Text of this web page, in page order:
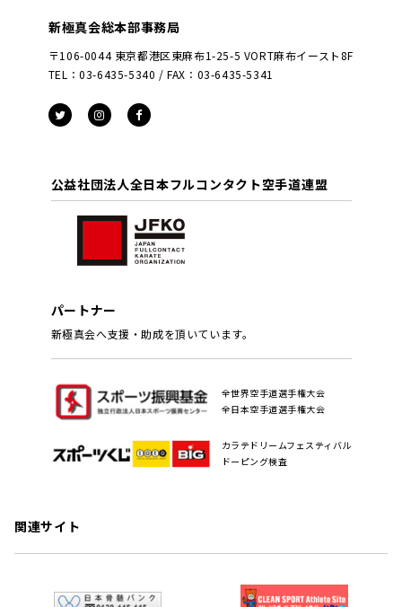
新極真会総本部事務局
〒106-0044 東京都港区東麻布1-25-5 VORT麻布イースト8F
TEL：03-6435-5340 / FAX：03-6435-5341
公益社団法人全日本フルコンタクト空手道連盟
パートナー
新極真会へ支援・助成を頂いています。
全世界空手道選手権大会
全日本空手道選手権大会
カラテドリームフェスティバル
ドーピング検査
関連サイト